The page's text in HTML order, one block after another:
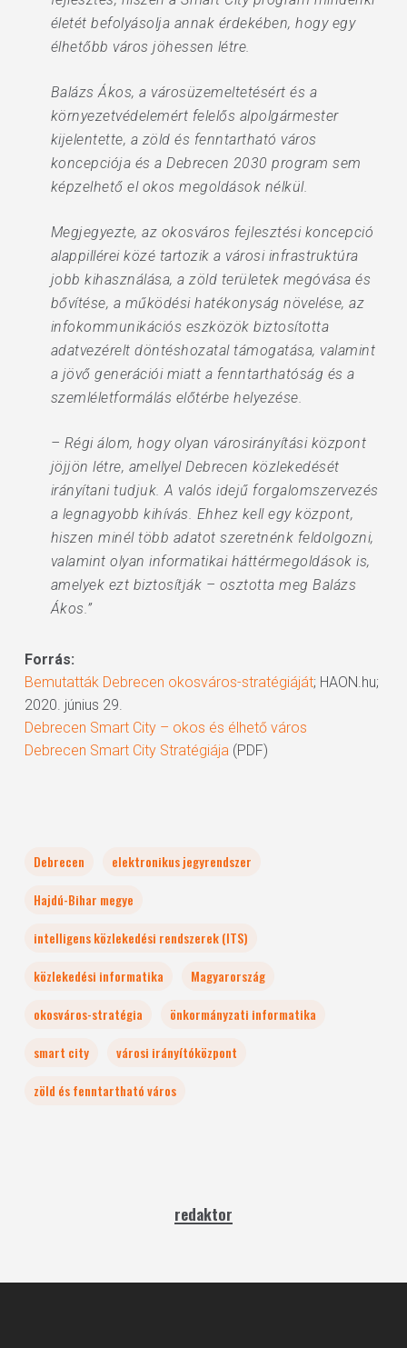
életét befolyásolja annak érdekében, hogy egy
élhetőbb város jöhessen létre.
Balázs Ákos, a városüzemeltetésért és a
környezetvédelemért felelős alpolgármester
kijelentette, a zöld és fenntartható város
koncepciója és a Debrecen 2030 program sem
képzelhető el okos megoldások nélkül.
Megjegyezte, az okosváros fejlesztési koncepció
alappillérei közé tartozik a városi infrastruktúra
jobb kihasználása, a zöld területek megóvása és
bővítése, a működési hatékonyság növelése, az
infokommunikációs eszközök biztosította
adatvezérelt döntéshozatal támogatása, valamint
a jövő generációi miatt a fenntarthatóság és a
szemléletformálás előtérbe helyezése.
– Régi álom, hogy olyan városirányítási központ
jöjjön létre, amellyel Debrecen közlekedését
irányítani tudjuk. A valós idejű forgalomszervezés
a legnagyobb kihívás. Ehhez kell egy központ,
hiszen minél több adatot szeretnénk feldolgozni,
valamint olyan informatikai háttérmegoldások is,
amelyek ezt biztosítják – osztotta meg Balázs
Ákos.”
Forrás:
Bemutatták Debrecen okosváros-stratégiáját; HAON.hu;
2020. június 29.
Debrecen Smart City – okos és élhető város
Debrecen Smart City Stratégiája(PDF)
Debrecen
elektronikus jegyrendszer
Hajdú-Bihar megye
intelligens közlekedési rendszerek (ITS)
közlekedési informatika
Magyarország
okosváros-stratégia
önkormányzati informatika
smart city
városi irányítóközpont
zöld és fenntartható város
redaktor